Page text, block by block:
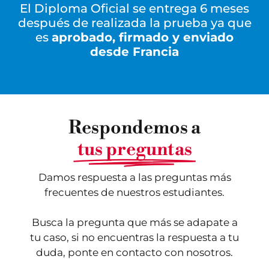
El Diploma Oficial se entrega 6 meses
después de realizada la prueba ya que
es aprobado, firmado y enviado
desde Francia
Respondemos a
tus preguntas
Damos respuesta a las preguntas más
frecuentes de nuestros estudiantes.
Busca la pregunta que más se adapate a
tu caso, si no encuentras la respuesta a tu
duda, ponte en contacto con nosotros.